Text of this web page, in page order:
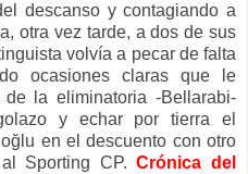
descanso y contagiando a
otra vez tarde, a dos de sus
volvía a pecar de falta
ocasiones claras que le
la eliminatoria -Bellarabi-
y echar por tierra el
en el descuento con otro
Sporting CP.Crónica del